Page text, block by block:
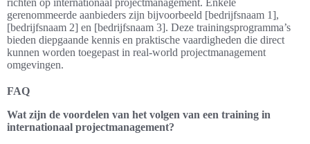
richten op internationaal projectmanagement. Enkele
gerenommeerde aanbieders zijn bijvoorbeeld [bedrijfsnaam 1],
[bedrijfsnaam 2] en [bedrijfsnaam 3]. Deze trainingsprogramma’s
bieden diepgaande kennis en praktische vaardigheden die direct
kunnen worden toegepast in real-world projectmanagement
omgevingen.
FAQ
Wat zijn de voordelen van het volgen van een training in
internationaal projectmanagement?